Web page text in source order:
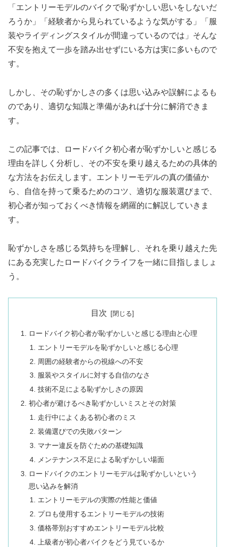
「エントリーモデルのバイクで恥ずかしい思いをしないだ
ろうか」「経験者から見られているような気がする」「服
装やライディングスタイルが間違っているのでは」そんな
不安を抱えて一歩を踏み出せずにいる方は実に多いもので
す。
しかし、その恥ずかしさの多くは思い込みや誤解によるも
のであり、適切な知識と準備があれば十分に解消できま
す。
この記事では、ロードバイク初心者が恥ずかしいと感じる
理由を詳しく分析し、その不安を乗り越えるための具体的
な方法をお伝えします。エントリーモデルの真の価値か
ら、自信を持って乗るためのコツ、適切な服装選びまで、
初心者が知っておくべき情報を網羅的に解説していきま
す。
恥ずかしさを感じる気持ちを理解し、それを乗り越えた先
にある充実したロードバイクライフを一緒に目指しましょ
う。
目次
ロードバイク初心者が恥ずかしいと感じる理由と心理
エントリーモデルを恥ずかしいと感じる心理
周囲の経験者からの視線への不安
服装やスタイルに対する自信のなさ
技術不足による恥ずかしさの原因
初心者が避けるべき恥ずかしいミスとその対策
走行中によくある初心者のミス
装備選びでの失敗パターン
マナー違反を防ぐための基礎知識
メンテナンス不足による恥ずかしい場面
ロードバイクのエントリーモデルは恥ずかしいという
思い込みを解消
エントリーモデルの実際の性能と価値
プロも使用するエントリーモデルの技術
価格帯別おすすめエントリーモデル比較
上級者が初心者バイクをどう見ているか